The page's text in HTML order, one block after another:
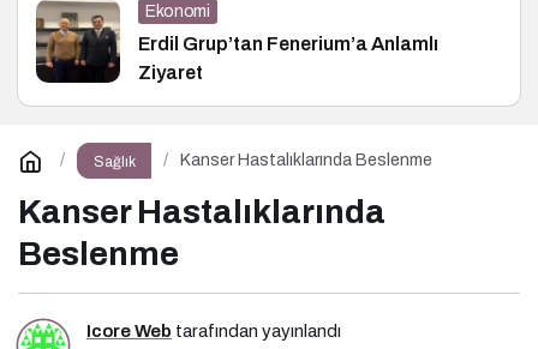
Ekonomi
Erdil Grup’tan Fenerium’a Anlamlı
Ziyaret
Sağlık Kanser Hastalıklarında Beslenme
Kanser Hastalıklarında
Beslenme
Icore Web tarafından yayınlandı